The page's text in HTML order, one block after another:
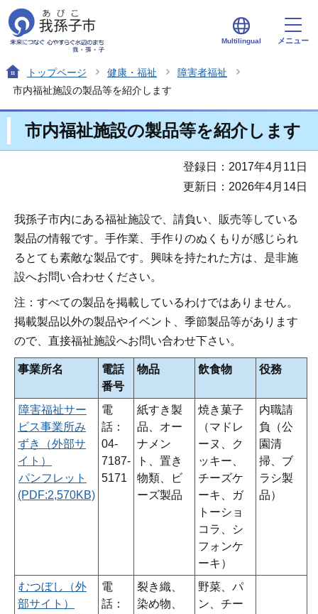
Multilingual メニュー
トップページ 健康・福祉
障害者福祉
市内福祉施設の製品等を紹介します
市内福祉施設の製品等を紹介します
登録日：2017年4月11日
更新日：2026年4月14日
我孫子市内にある福祉施設で、請負い、販売等している
製品の情報です。手作業、手作りのぬくもりが感じられ
るとても素敵な製品です。興味を持たれた方は、是非施
設へお問い合わせください。
注：すべての製品を掲載しているわけではありません。
掲載製品以外の製品やイベント、季節製品等があります
ので、直接福祉施設へお問い合わせ下さい。
事業所名
電話
番号
物品 飲食物 役務
障害福祉サー
ビス事業所み
ずき（外部サ
イト）
パンフレット
(PDF:2,570KB)
電
話：
04-
7187-
5171
紙すき製
品、オー
ナメン
ト、置き
物類、ビ
ーズ製品
焼き菓子
（マドレ
ーヌ、ク
ッキー、
チーズケ
ーキ、ガ
トーショ
コラ、シ
フォンケ
ーキ）
内職請
負（公
園清
掃、ブ
ラシ製
品）
むつぼし（外
部サイト）
電
話：
裂き織、
染め物、
野菜、パ
ン、チー